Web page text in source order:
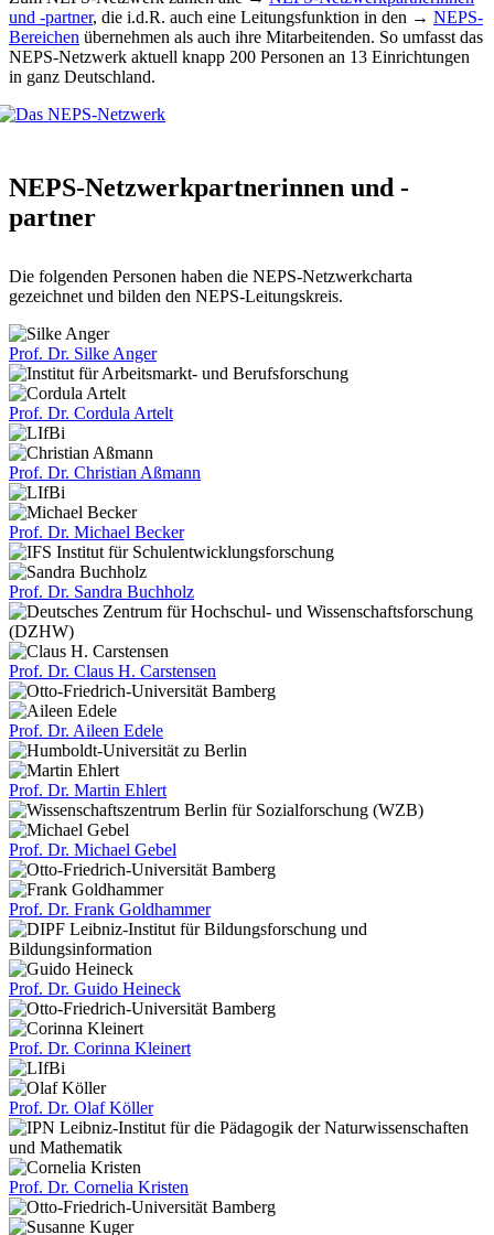
und -partner, die i.d.R. auch eine Leitungsfunktion in den → NEPS-
Bereichen übernehmen als auch ihre Mitarbeitenden. So umfasst das
NEPS-Netzwerk aktuell knapp 200 Personen an 13 Einrichtungen
in ganz Deutschland.
NEPS-Netzwerkpartnerinnen und -
partner
Die folgenden Personen haben die NEPS-Netzwerkcharta
gezeichnet und bilden den NEPS-Leitungskreis.
Prof. Dr. Silke Anger
Prof. Dr. Cordula Artelt
Prof. Dr. Christian Aßmann
Prof. Dr. Michael Becker
Prof. Dr. Sandra Buchholz
Prof. Dr. Claus H. Carstensen
Prof. Dr. Aileen Edele
Prof. Dr. Martin Ehlert
Prof. Dr. Michael Gebel
Prof. Dr. Frank Goldhammer
Prof. Dr. Guido Heineck
Prof. Dr. Corinna Kleinert
Prof. Dr. Olaf Köller
Prof. Dr. Cornelia Kristen